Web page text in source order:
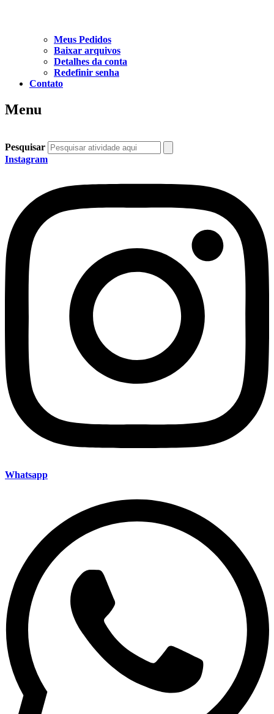
Meus Pedidos
Baixar arquivos
Detalhes da conta
Redefinir senha
Contato
Menu
Pesquisar
Instagram
Whatsapp